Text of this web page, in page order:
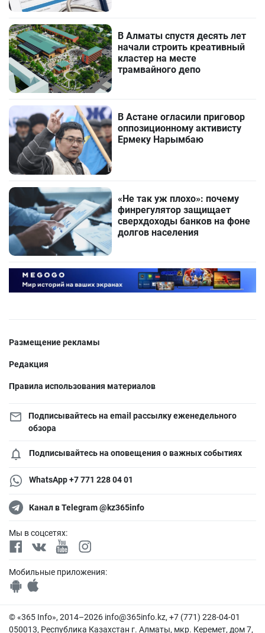
В Алматы спустя десять лет
начали строить креативный
кластер на месте
трамвайного депо
В Астане огласили приговор
оппозиционному активисту
Ермеку Нарымбаю
«Не так уж плохо»: почему
финрегулятор защищает
сверхдоходы банков на фоне
долгов населения
Размещение рекламы
Редакция
Правила использования материалов
Подписывайтесь на email рассылку еженедельного
обзора
Подписывайтесь на оповещения о важных событиях
WhatsApp +7 771 228 04 01
Канал в Telegram @kz365info
Мы в соцсетях:
Мобильные приложения:
© «365 Info», 2014–2026 info@365info.kz, +7 (771) 228-04-01
050013, Республика Казахстан г. Алматы, мкр. Керемет, дом 7,